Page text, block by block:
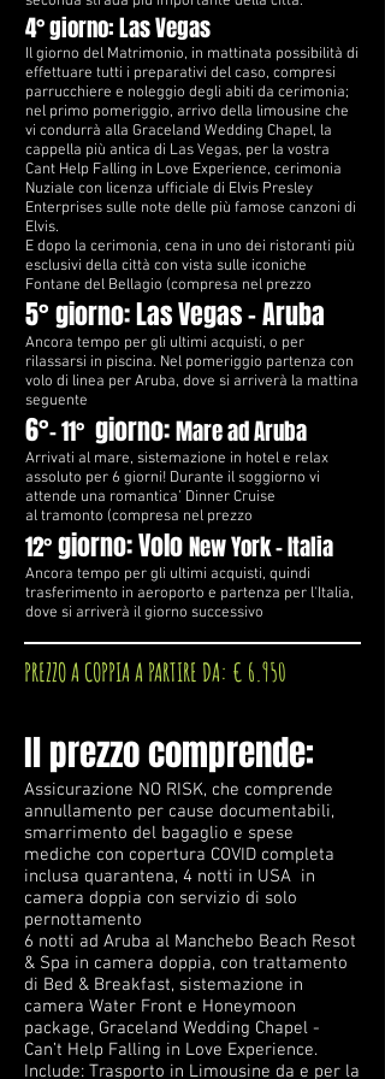
4° giorno: Las Vegas
Il giorno del Matrimonio, in mattinata possibilità di
effettuare tutti i preparativi del caso, compresi
parrucchiere e noleggio degli abiti da cerimonia;
nel primo pomeriggio, arrivo della limousine che
vi condurrà alla Graceland Wedding Chapel, la
cappella più antica di Las Vegas, per la vostra
Cant Help Falling in Love Experience, cerimonia
Nuziale con licenza ufficiale di Elvis Presley
Enterprises sulle note delle più famose canzoni di
Elvis.
E dopo la cerimonia, cena in uno dei ristoranti più
esclusivi della città con vista sulle iconiche
Fontane del Bellagio (compresa nel prezzo
5° giorno: Las Vegas - Aruba
Ancora tempo per gli ultimi acquisti, o per
rilassarsi in piscina. Nel pomeriggio partenza con
volo di linea per Aruba, dove si arriverà la mattina
seguente
6°- 11° giorno:Mare ad Aruba
Arrivati al mare, sistemazione in hotel e relax
assoluto per 6 giorni! Durante il soggiorno vi
attende una romantica’ Dinner Cruise
al tramonto (compresa nel prezzo
12°giorno: VoloNew York - Italia
Ancora tempo per gli ultimi acquisti, quindi
trasferimento in aeroporto e partenza per l'Italia,
dove si arriverà il giorno successivo
PREZZO A COPPIA A PARTIRE DA: € 6.950
Il prezzo comprende:
Assicurazione NO RISK, che comprende
annullamento per cause documentabili,
smarrimento del bagaglio e spese
mediche con copertura COVID completa
inclusa quarantena, 4 notti in USA in
camera doppia con servizio di solo
pernottamento
6 notti ad Aruba al Manchebo Beach Resot
& Spa in camera doppia, con trattamento
di Bed & Breakfast, sistemazione in
camera Water Front e Honeymoon
package, Graceland Wedding Chapel -
Can’t Help Falling in Love Experience.
Include: Trasporto in Limousine da e per la